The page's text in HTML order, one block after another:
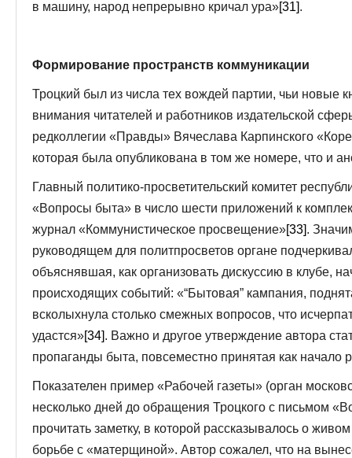
в машину, народ непрерывно кричал ура»[31].
Формирование пространств коммуникации
Троцкий был из числа тех вождей партии, чьи новые
внимания читателей и работников издательской
редколлегии «Правды» Вячеслава Карпинского
которая была опубликована в том же номере, что и
Главный политико-просветительский комитет
«Вопросы быта» в число шести приложений к
журнал «Коммунистическое просвещение»[33].
руководящем для политпросветов органе
объяснявшая, как организовать дискуссию в клубе,
происходящих событий: «“Бытовая” кампания,
всколыхнула столько смежных вопросов, что
удастся»[34]. Важно и другое утверждение автора
пропаганды быта, повсеместно принятая как начало
Показателен пример «Рабочей газеты» (орган
несколько дней до обращения Троцкого с письмом
прочитать заметку, в которой рассказывалось о
борьбе с «матерщиной». Автор сожалел, что на